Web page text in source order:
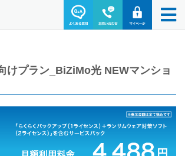
けプラン_BiZiMo光 NEWマンショ